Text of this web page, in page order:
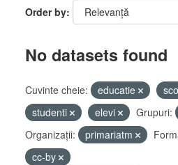
Order by
No datasets found
Cuvinte cheie: educatie
studenti
elevi Grupuri:
Organizații:
primariatm
cc-by